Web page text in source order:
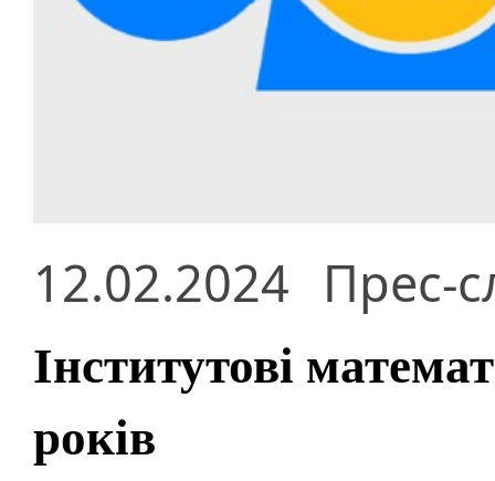
12.02.2024 Прес-
Інститутові
років